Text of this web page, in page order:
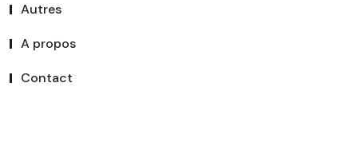
Autres
A propos
Contact